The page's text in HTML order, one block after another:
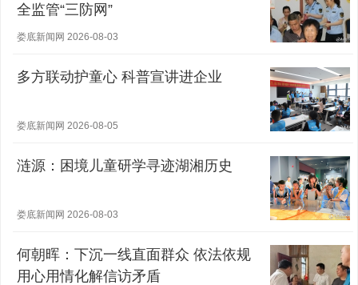
全监管“三防网”
娄底新闻网 2026-08-03
多方联动护童心 科普宣讲进企业
娄底新闻网 2026-08-05
涟源：困境儿童研学寻迹湖湘历史
娄底新闻网 2026-08-03
何朝晖：下沉一线直面群众 依法依规
用心用情化解信访矛盾